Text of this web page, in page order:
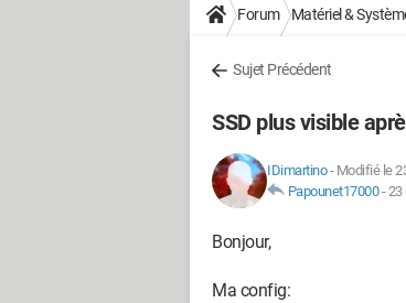
Forum Matériel &
Sujet Précédent
SSD plus visible
IDimartino- Modifié le
Papounet17000-23
Bonjour,
Ma config: